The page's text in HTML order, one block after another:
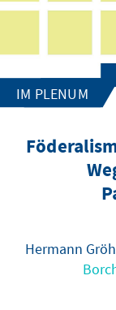
IM PLENUM
Hermann